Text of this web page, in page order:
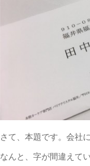
さて、本題です。会社
なんと、字が間違えて